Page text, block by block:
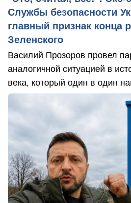
Службы безопасности
главный признак конца
Зеленского
Василий Прозоров провел
аналогичной ситуацией в
века, который один в один